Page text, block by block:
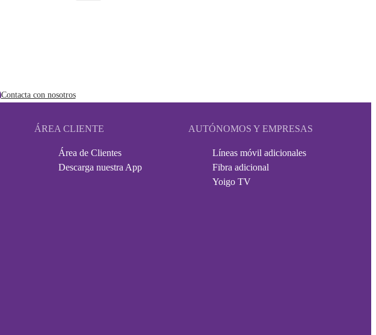
Contacta con nosotros
ÁREA CLIENTE
Área de Clientes
Descarga nuestra App
AUTÓNOMOS Y EMPRESAS
Líneas móvil adicionales
Fibra adicional
Yoigo TV